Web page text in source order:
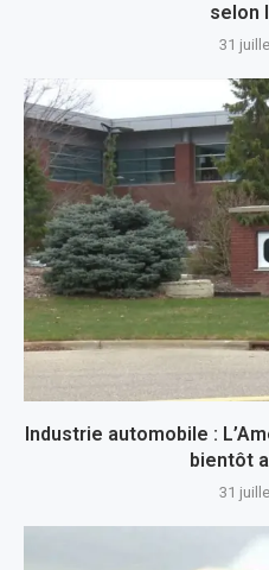
selon
31
Industrie automobile :
bientôt
31